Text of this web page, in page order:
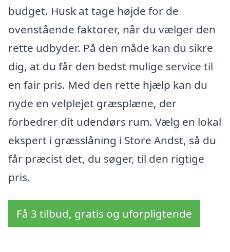
budget. Husk at tage højde for de
ovenstående faktorer, når du vælger den
rette udbyder. På den måde kan du sikre
dig, at du får den bedst mulige service til
en fair pris. Med den rette hjælp kan du
nyde en velplejet græsplæne, der
forbedrer dit udendørs rum. Vælg en lokal
ekspert i græsslåning i Store Andst, så du
får præcist det, du søger, til den rigtige
pris.
Få 3 tilbud, gratis og uforpligtende